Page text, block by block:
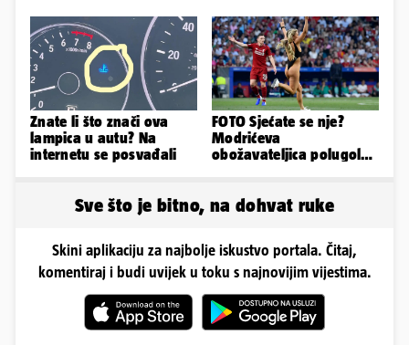
izađemo
Znate li što znači ova
lampica u autu? Na
internetu se posvađali
FOTO Sjećate se nje?
Modrićeva
obožavateljica polugola
Sve što je bitno, na dohvat ruke
Skini aplikaciju za najbolje iskustvo portala. Čitaj,
komentiraj i budi uvijek u toku s najnovijim vijestima.